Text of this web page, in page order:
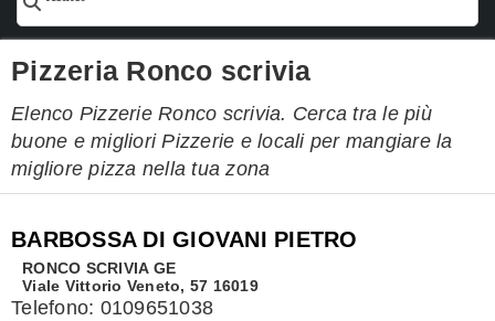
Pizzeria Ronco scrivia
Elenco Pizzerie Ronco scrivia. Cerca tra le più
buone e migliori Pizzerie e locali per mangiare la
migliore pizza nella tua zona
BARBOSSA DI GIOVANI PIETRO
RONCO SCRIVIA GE
Viale Vittorio Veneto, 57 16019
Telefono: 0109651038